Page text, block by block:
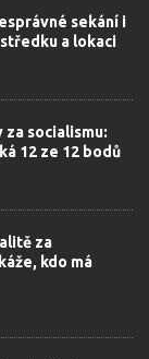
sekání i
a lokaci
socialismu:
12 ze 12 bodů
za
kdo má